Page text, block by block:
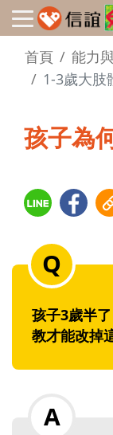
首頁
能力
1-3歲大肢
孩子為
孩子3歲半
教才能改掉